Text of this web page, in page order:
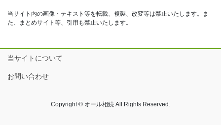
当サイト内の画像・テキスト等を転載、複製、改変等は禁止いたします。ま
た、まとめサイト等、引用も禁止いたします。
当サイトについて
お問い合わせ
Copyright © オール相続 All Rights Reserved.